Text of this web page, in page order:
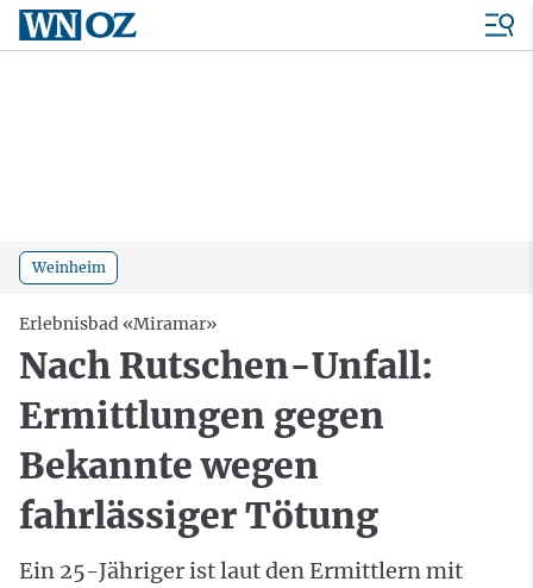
Weinheim
Erlebnisbad «Miramar»
Nach Rutschen-Unfall:
Ermittlungen gegen
Bekannte wegen
fahrlässiger Tötung
Ein 25-Jähriger ist laut den Ermittlern mit